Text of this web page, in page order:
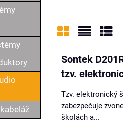
Mriežka
Sontek
tzv.
Tzv. elektronický
zabezpečuje
školách a...